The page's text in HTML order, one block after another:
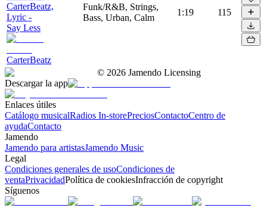
CarterBeatz,
Lyric -
Say Less
CarterBeatz
Funk/R&B, Strings,
Bass, Urban, Calm
1:19 115
© 2026 Jamendo Licensing
Descargar la app
Enlaces útiles
Catálogo musicalRadios In-storePreciosContactoCentro de
ayudaContacto
Jamendo
Jamendo para artistasJamendo Music
Legal
Condiciones generales de usoCondiciones de
ventaPrivacidadPolítica de cookiesInfracción de copyright
Síguenos